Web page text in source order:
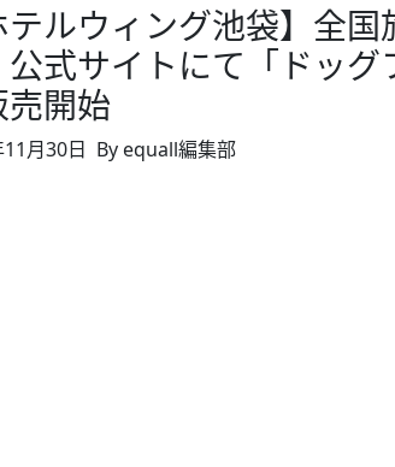
テルウィング池袋】全
公式サイトにて「ドッ
売開始
月30日 By equall編集部